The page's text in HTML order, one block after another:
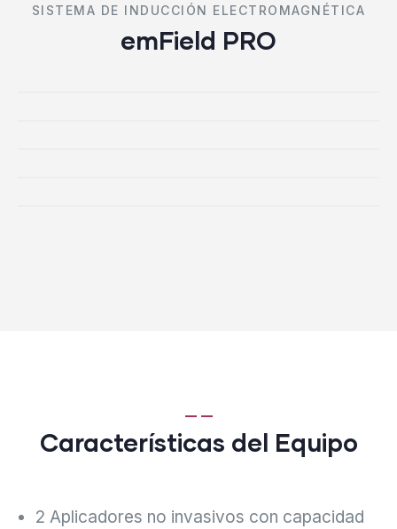
SISTEMA DE INDUCCIÓN ELECTROMAGNÉTICA
emField PRO
Características del Equipo
2 Aplicadores no invasivos con capacidad